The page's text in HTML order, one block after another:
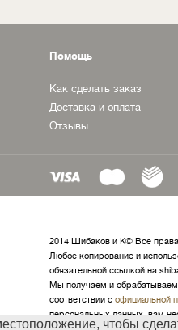
чтобы
Помощь
Как сделать заказ
Доставка и оплата
Отзывы
2014 Шибаков и К© Все
Любое копирование и
обязательной ссылкой на
Мы получаем и обрабатываем
соответствии с официальной
персональных данных, вам